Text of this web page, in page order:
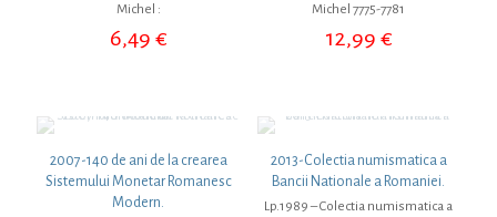
Michel :
6,49 €
Michel 7775-7781
12,99 €
2007-140 de ani de la crearea
Sistemului Monetar Romanesc
Modern.
2013-Colectia numismatica a
Bancii Nationale a Romaniei.
Lp.1989 – Colectia numismatica a